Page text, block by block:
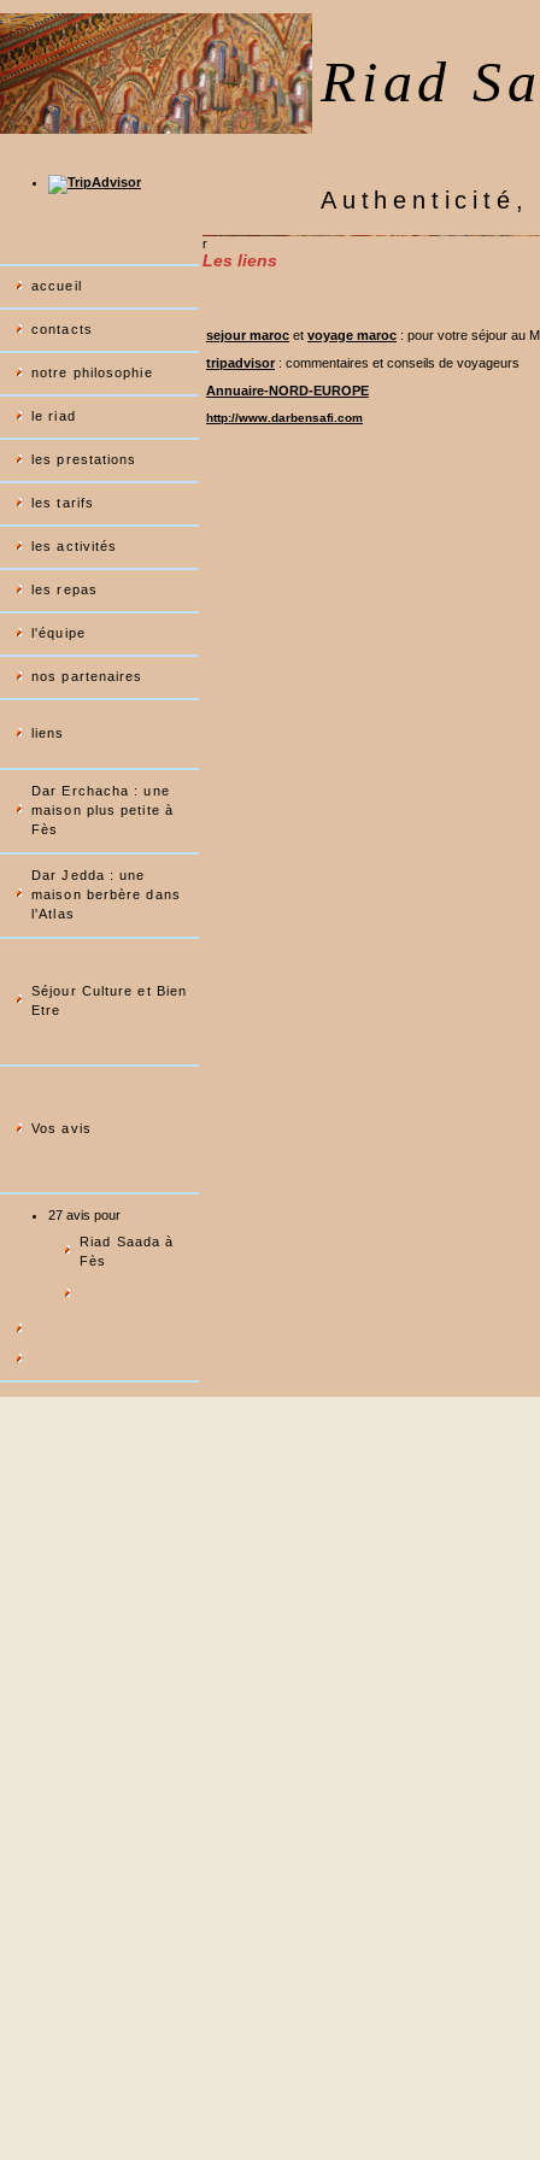
Riad
accueil
contacts
notre philosophie
le riad
les prestations
les tarifs
les activités
les repas
l'équipe
nos partenaires
liens
Dar Erchacha : une
maison plus petite à
Fès
Dar Jedda : une
maison berbère dans
l'Atlas
Séjour Culture et Bien
Etre
Vos avis
27 avis pour
Riad Saada à
Fès
r
Les liens
sejour maroc et voyage maroc : pour votre séjour au
tripadvisor : commentaires et conseils de voyageurs
Annuaire-NORD-EUROPE
http://www.darbensafi.com